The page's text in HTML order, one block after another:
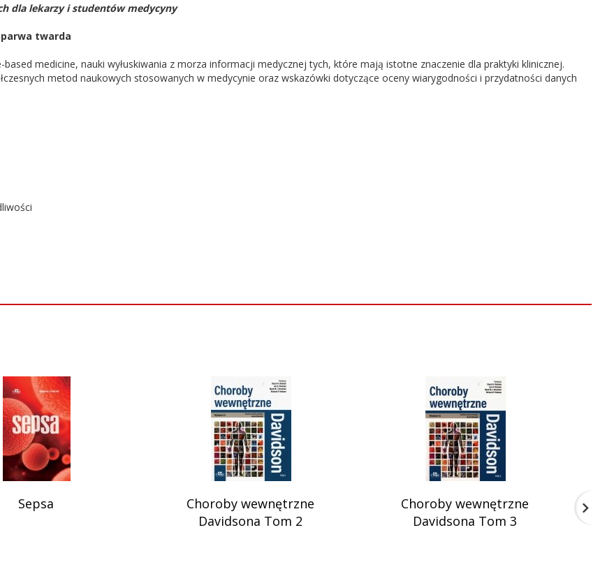
dla lekarzy i studentów medycyny
twarda
medicine, nauki wyłuskiwania z morza informacji medycznej tych, które mają istotne znaczenie dla praktyki klinicznej.
metod naukowych stosowanych w medycynie oraz wskazówki dotyczące oceny wiarygodności i przydatności danych
Sepsa
Choroby wewnętrzne
Davidsona Tom 2
Choroby wewnętrzne
Davidsona Tom 3